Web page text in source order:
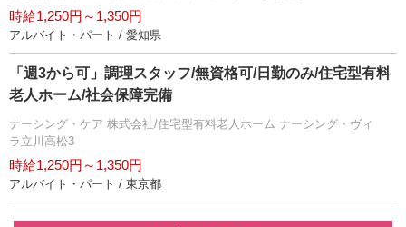
時給1,250円～1,350円
アルバイト・パート / 愛知県
「週3から可」調理スタッフ/無資格可/日勤のみ/住宅型有料
老人ホーム/社会保障完備
ナーシング・ケア 株式会社/住宅型有料老人ホーム ナーシング・ヴィ
ラ立川高松3
時給1,250円～1,350円
アルバイト・パート / 東京都